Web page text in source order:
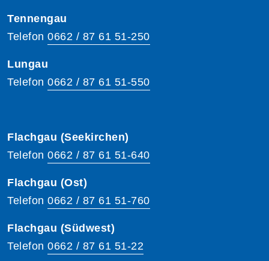
Tennengau
Telefon 0662 / 87 61 51-250
Lungau
Telefon 0662 / 87 61 51-550
Flachgau (Seekirchen)
Telefon 0662 / 87 61 51-640
Flachgau (Ost)
Telefon 0662 / 87 61 51-760
Flachgau (Südwest)
Telefon 0662 / 87 61 51-22